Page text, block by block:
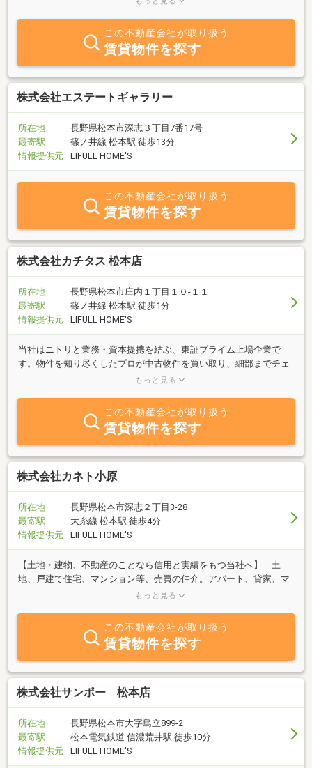
「売りたい・貸したい」などの情報もお待ちしております。公開中
のホームページは物件情報満載で、随時更新しておりますので是非
ご覧ください。弊社は、親切・丁寧をモットーにお電話での対応、
メールでの対応をいたしております。お客様の夢を叶えるお手伝い
を私共に是非ともさせてください！直接ご来店なさるお客様は松本
駅から徒歩４分に位置し、駐車場も完備しておりますので安心して
待ちしております。
この不動産会社が取り扱う
賃貸物件を探す
株式会社エステートギャラリー
所在地
長野県松本市深志３丁目7番17号
最寄駅
篠ノ井線 松本駅 徒歩13分
情報提供元
LIFULL HOME'S
この不動産会社が取り扱う
賃貸物件を探す
株式会社カチタス 松本店
所在地
長野県松本市庄内１丁目１０‐１１
最寄駅
篠ノ井線 松本駅 徒歩1分
情報提供元
LIFULL HOME'S
当社はニトリと業務・資本提携を結ぶ、東証プライム上場企業で
す。物件を知り尽くしたプロが中古物件を買い取り、細部までチェ
ックし、自社規格に沿って丁寧にリフォームしているので、ご購入
もっと見る
この不動産会社が取り扱う
賃貸物件を探す
株式会社カネト小原
所在地
長野県松本市深志２丁目3-28
最寄駅
大糸線 松本駅 徒歩4分
情報提供元
LIFULL HOME'S
【土地・建物、不動産のことなら信用と実績をもつ当社へ】 土
地、戸建て住宅、マンション等、売買の仲介。アパート、貸家、マ
ンション、店舗、事務所等の賃貸借の仲介等。土地建物の取引全般
もっと見る
この不動産会社が取り扱う
賃貸物件を探す
株式会社サンポー 松本店
所在地
長野県松本市大字島立899-2
最寄駅
松本電気鉄道 信濃荒井駅 徒歩10分
情報提供元
LIFULL HOME'S